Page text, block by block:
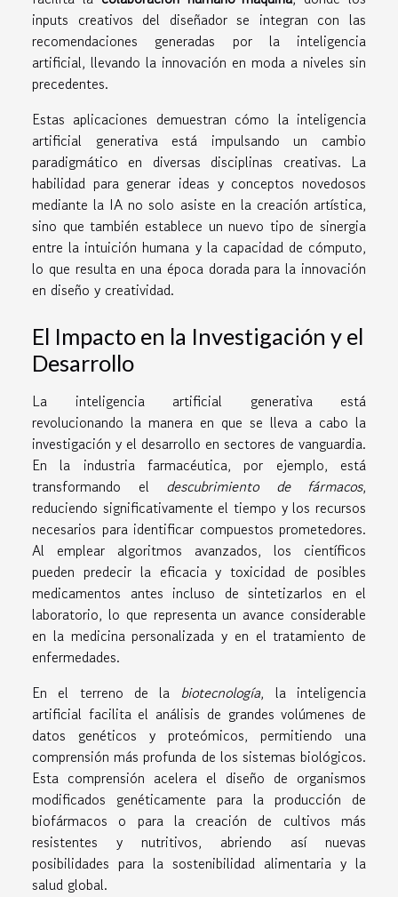
inputs creativos del diseñador se integran con las
recomendaciones generadas por la inteligencia
artificial, llevando la innovación en moda a niveles sin
precedentes.
Estas aplicaciones demuestran cómo la inteligencia
artificial generativa está impulsando un cambio
paradigmático en diversas disciplinas creativas. La
habilidad para generar ideas y conceptos novedosos
mediante la IA no solo asiste en la creación artística,
sino que también establece un nuevo tipo de sinergia
entre la intuición humana y la capacidad de cómputo,
lo que resulta en una época dorada para la innovación
en diseño y creatividad.
El Impacto en la Investigación y el
Desarrollo
La inteligencia artificial generativa está
revolucionando la manera en que se lleva a cabo la
investigación y el desarrollo en sectores de vanguardia.
En la industria farmacéutica, por ejemplo, está
transformando el descubrimiento de fármacos,
reduciendo significativamente el tiempo y los recursos
necesarios para identificar compuestos prometedores.
Al emplear algoritmos avanzados, los científicos
pueden predecir la eficacia y toxicidad de posibles
medicamentos antes incluso de sintetizarlos en el
laboratorio, lo que representa un avance considerable
en la medicina personalizada y en el tratamiento de
enfermedades.
En el terreno de la biotecnología, la inteligencia
artificial facilita el análisis de grandes volúmenes de
datos genéticos y proteómicos, permitiendo una
comprensión más profunda de los sistemas biológicos.
Esta comprensión acelera el diseño de organismos
modificados genéticamente para la producción de
biofármacos o para la creación de cultivos más
resistentes y nutritivos, abriendo así nuevas
posibilidades para la sostenibilidad alimentaria y la
salud global.